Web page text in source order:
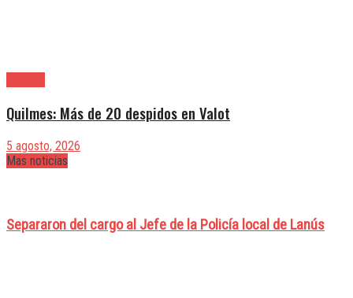
Quilmes: Más de 20 despidos en Valot
5 agosto, 2026
Mas noticias
Separaron del cargo al Jefe de la Policía local de Lanús